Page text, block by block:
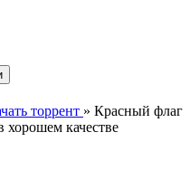
торрент » Красный флаг
хорошем качестве